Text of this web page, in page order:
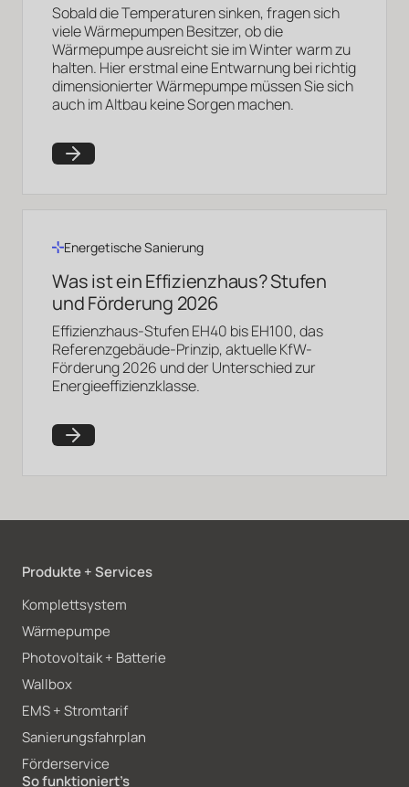
Sobald die Temperaturen sinken, fragen sich
viele Wärmepumpen Besitzer, ob die
Wärmepumpe ausreicht sie im Winter warm zu
halten. Hier erstmal eine Entwarnung bei richtig
dimensionierter Wärmepumpe müssen Sie sich
auch im Altbau keine Sorgen machen.
Energetische Sanierung
Was ist ein Effizienzhaus? Stufen
und Förderung 2026
Effizienzhaus-Stufen EH40 bis EH100, das
Referenzgebäude-Prinzip, aktuelle KfW-
Förderung 2026 und der Unterschied zur
Energieeffizienzklasse.
Produkte + Services
Komplettsystem
Wärmepumpe
Photovoltaik + Batterie
Wallbox
EMS + Stromtarif
Sanierungsfahrplan
Förderservice
So funktioniert’s